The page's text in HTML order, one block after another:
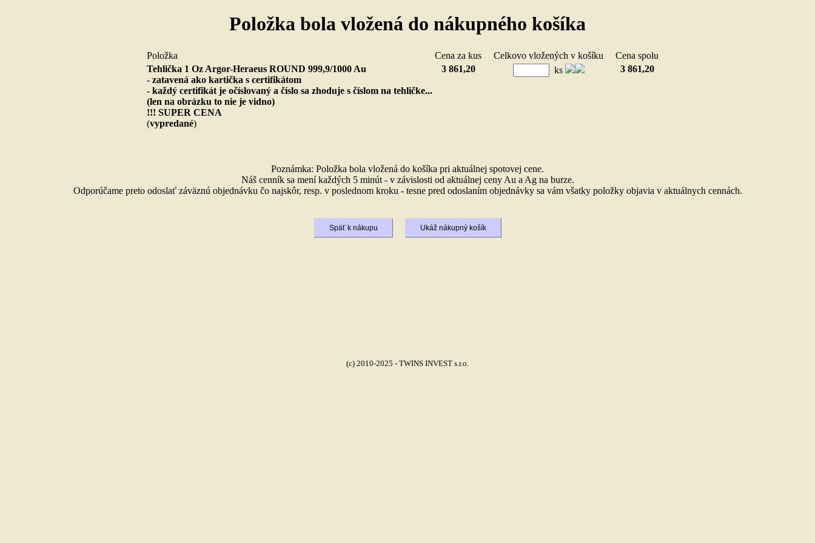
Položka bola vložená do nákupného košíka
Položka Cena za kus Celkovo vložených v košíku
Cena spolu
Tehlička 1 Oz Argor-Heraeus ROUND 999,9/1000 Au
- zatavená ako kartička s certifikátom
- každý certifikát je očíslovaný a číslo sa zhoduje s číslom na tehličke...
(len na obrázku to nie je vidno)
!!! SUPER CENA
(vypredané)
3 861,20 ks 3 861,20
Poznámka: Položka bola vložená do košíka pri aktuálnej spotovej cene.
Náš cenník sa mení každých 5 minút - v závislosti od aktuálnej ceny Au a Ag na burze.
Odporúčame preto odoslať záväznú objednávku čo najskôr, resp. v poslednom kroku - tesne pred odoslaním objednávky sa vám všatky položky objavia v aktuálnych cennách.
(c) 2010-2025 - TWINS INVEST s.r.o.